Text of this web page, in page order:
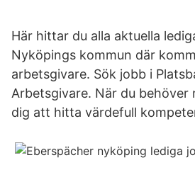
Här hittar du alla aktuella
Nyköpings kommun där
arbetsgivare. Sök jobb i
Arbetsgivare. När du behöver
dig att hitta värdefull